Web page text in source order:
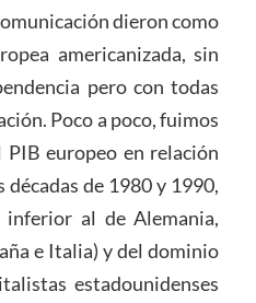
dieron como
americanizada, sin
pero con todas
Poco a poco, fuimos
europeo en relación
décadas de 1980 y 1990,
al de Alemania,
e Italia) y del dominio
estadounidenses